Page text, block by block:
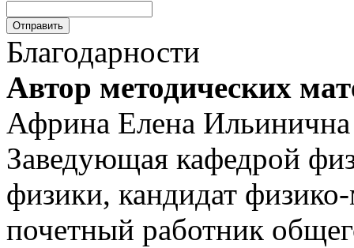
Отправить
Благодарности
Автор методических
Африна Елена Ильинична
Заведующая кафедрой
физики, кандидат
почетный работник